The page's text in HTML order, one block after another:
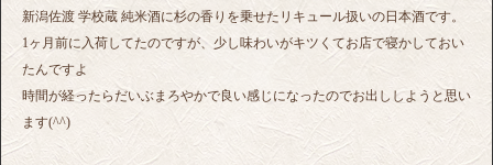
新潟佐渡 学校蔵 純米酒に杉の香りを乗せたリキュール扱いの日本酒です。
1ヶ月前に入荷してたのですが、少し味わいがキツくてお店で寝かしておい
たんですよ
時間が経ったらだいぶまろやかで良い感じになったのでお出ししようと思い
ます(^^)